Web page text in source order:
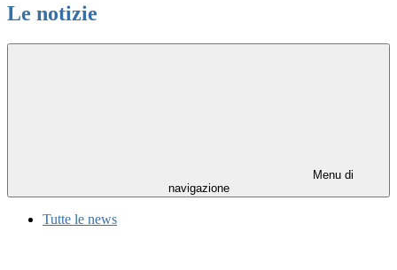
Le notizie
Menu di
navigazione
Tutte le news